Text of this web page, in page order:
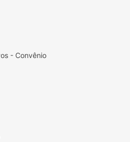
- Convênio